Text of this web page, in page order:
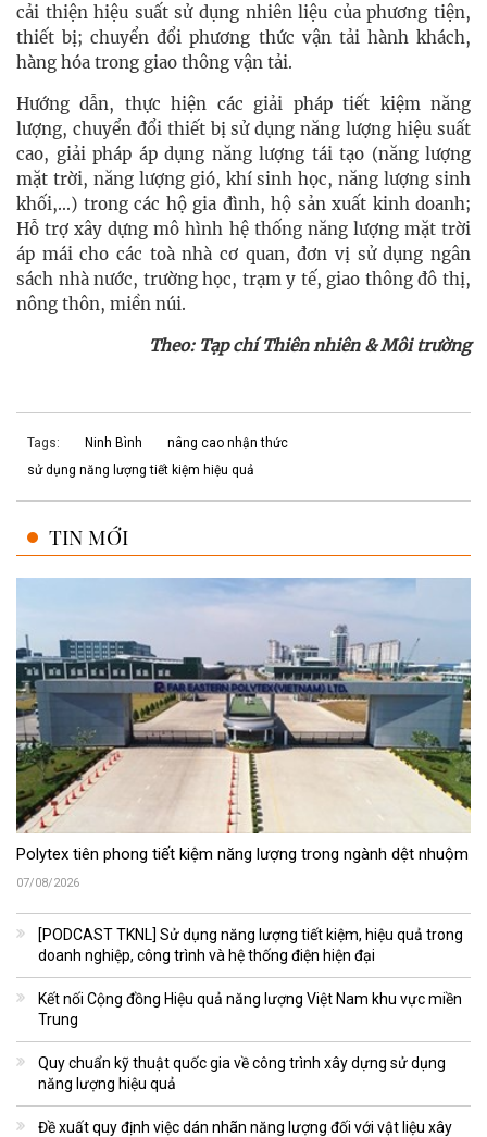
cải thiện hiệu suất sử dụng nhiên liệu của phương tiện,
thiết bị; chuyển đổi phương thức vận tải hành khách,
hàng hóa trong giao thông vận tải.
Hướng dẫn, thực hiện các giải pháp tiết kiệm năng
lượng, chuyển đổi thiết bị sử dụng năng lượng hiệu suất
cao, giải pháp áp dụng năng lượng tái tạo (năng lượng
mặt trời, năng lượng gió, khí sinh học, năng lượng sinh
khối,...) trong các hộ gia đình, hộ sản xuất kinh doanh;
Hỗ trợ xây dựng mô hình hệ thống năng lượng mặt trời
áp mái cho các toà nhà cơ quan, đơn vị sử dụng ngân
sách nhà nước, trường học, trạm y tế, giao thông đô thị,
nông thôn, miền núi.
Theo: Tạp chí Thiên nhiên & Môi trường
Tags: Ninh Bình
nâng cao nhận thức
sử dụng năng lượng tiết kiệm hiệu quả
TIN MỚI
Polytex tiên phong tiết kiệm năng lượng trong ngành dệt nhuộm
07/08/2026
[PODCAST TKNL] Sử dụng năng lượng tiết kiệm, hiệu quả trong
doanh nghiệp, công trình và hệ thống điện hiện đại
Kết nối Cộng đồng Hiệu quả năng lượng Việt Nam khu vực miền
Trung
Quy chuẩn kỹ thuật quốc gia về công trình xây dựng sử dụng
năng lượng hiệu quả
Đề xuất quy định việc dán nhãn năng lượng đối với vật liệu xây